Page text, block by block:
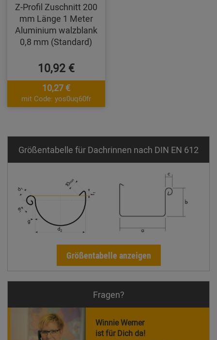
Z-Profil Zuschnitt 200
mm Länge 1 Meter
Aluminium walzblank
0,8 mm (Standard)
10,92 €
10,27 €
mit Code: yos0uq60fr
Größentabelle für Dachrinnen nach DIN EN 612
Größentabelle anzeigen
Fragen?
Winnie Werner
ist für Dich da!